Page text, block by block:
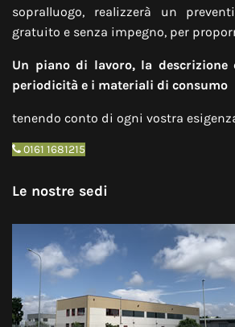
sopralluogo, realizzerà un
gratuito e senza impegno, per
Un piano di lavoro, la descrizione
periodicità e i materiali di consumo
tenendo conto di ogni vostra
0161 1681215
Le nostre sedi